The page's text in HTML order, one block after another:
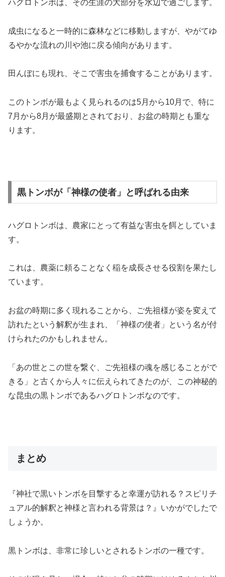
ハグロトンボは、その生涯の大部分を水辺で過ごします。
成虫になると一時的に森林などに移動しますが、やがてゆ
るやかな流れの川や池に戻る傾向があります。
田んぼにも現れ、そこで害虫を捕食することがあります。
このトンボが最もよく見られるのは5月から10月で、特に
7月から8月が最盛期とされており、お盆の時期とも重な
ります。
黒トンボが「神様の使者」と呼ばれる由来
ハグロトンボは、農家にとって有益な害虫を餌としていま
す。
これは、農薬に頼ることなく稲を成長させる役割を果たし
ています。
お盆の時期に多く現れることから、ご先祖様が姿を変えて
訪れたという解釈が生まれ、「神様の使者」という名が付
けられたのかもしれません。
「あの世とこの世を繋ぐ、ご先祖様の魂を感じることがで
きる」と古くから人々に伝えられてきたのが、この神秘的
な昆虫の黒トンボであるハグロトンボなのです。
まとめ
『神社で黒いトンボを目撃すると幸運が訪れる？ スピリチ
ュアル的解釈と神様と言われる背景は？』いかがでしたで
しょうか。
黒トンボは、非常に珍しいとされるトンボの一種です。